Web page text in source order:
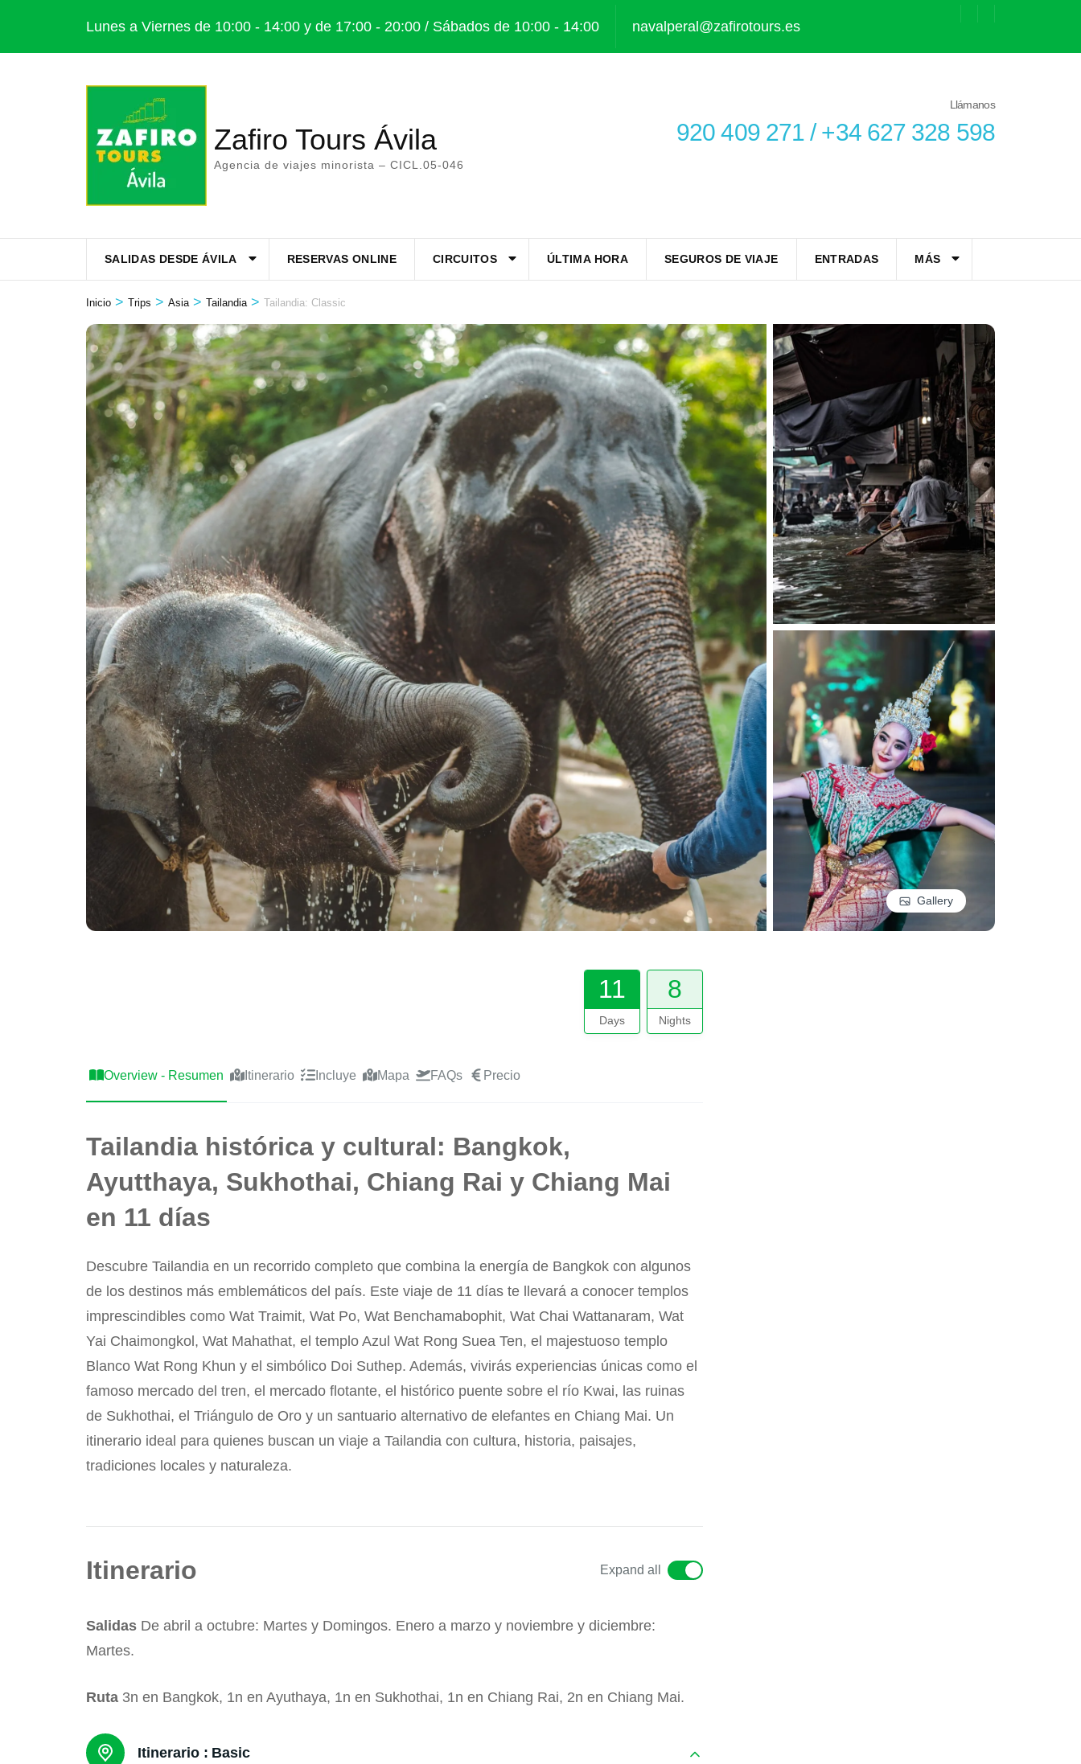
Lunes a Viernes de 10:00 - 14:00 y de 17:00 - 20:00 / Sábados de 10:00 - 14:00 navalperal@zafirotours.es
Zafiro Tours Ávila
Agencia de viajes minorista – CICL.05-046
Llámanos
920 409 271 / +34 627 328 598
SALIDAS DESDE ÁVILA RESERVAS ONLINE CIRCUITOS ÚLTIMA HORA SEGUROS DE VIAJE ENTRADAS MÁS
Inicio > Trips > Asia > Tailandia > Tailandia: Classic
Gallery
11
Days
8
Nights
Overview - Resumen Itinerario Incluye Mapa FAQs Precio
Tailandia histórica y cultural: Bangkok,
Ayutthaya, Sukhothai, Chiang Rai y Chiang Mai
en 11 días
Descubre Tailandia en un recorrido completo que combina la energía de Bangkok con algunos
de los destinos más emblemáticos del país. Este viaje de 11 días te llevará a conocer templos
imprescindibles como Wat Traimit, Wat Po, Wat Benchamabophit, Wat Chai Wattanaram, Wat
Yai Chaimongkol, Wat Mahathat, el templo Azul Wat Rong Suea Ten, el majestuoso templo
Blanco Wat Rong Khun y el simbólico Doi Suthep. Además, vivirás experiencias únicas como el
famoso mercado del tren, el mercado flotante, el histórico puente sobre el río Kwai, las ruinas
de Sukhothai, el Triángulo de Oro y un santuario alternativo de elefantes en Chiang Mai. Un
itinerario ideal para quienes buscan un viaje a Tailandia con cultura, historia, paisajes,
tradiciones locales y naturaleza.
Itinerario Expand all
Salidas De abril a octubre: Martes y Domingos. Enero a marzo y noviembre y diciembre:
Martes.
Ruta 3n en Bangkok, 1n en Ayuthaya, 1n en Sukhothai, 1n en Chiang Rai, 2n en Chiang Mai.
Itinerario : Basic